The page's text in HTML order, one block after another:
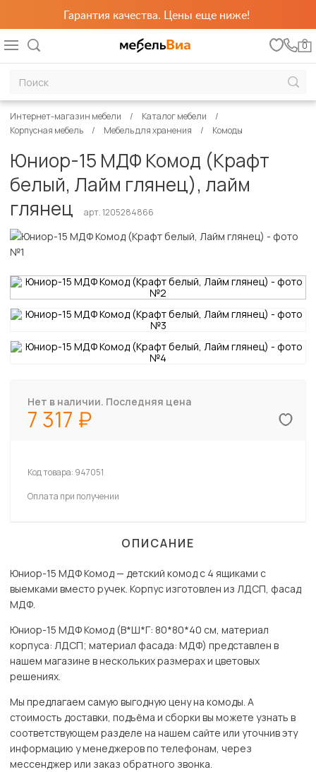
Гарантия качества. Цены еще ниже!
0
Интернет-магазин мебели
Каталог мебели
Корпусная мебель
Мебель для хранения Комоды
Юниор-15 МДФ Комод (Крафт
белый, Лайм глянец), лайм
глянец
арт. 1205284866
Нет в наличии. Последняя цена
7 317
Код товара: 947051
Оплата при получении
ОПИСАНИЕ
Юниор-15 МДФ Комод — детский комод с 4 ящиками с
выемками вместо ручек. Корпус изготовлен из ЛДСП, фасад
МДФ.
Юниор-15 МДФ Комод (В*Ш*Г: 80*80*40 см, материал
корпуса: ЛДСП; материал фасада: МДФ) представлен в
нашем магазине в нескольких размерах и цветовых
решениях.
Мы предлагаем самую выгодную цену на комоды. А
стоимость доставки, подъёма и сборки вы можете узнать в
соответствующем разделе на нашем сайте или уточнив эту
информацию у менеджеров по телефонам, через
мессенджер или заказ обратного звонка.